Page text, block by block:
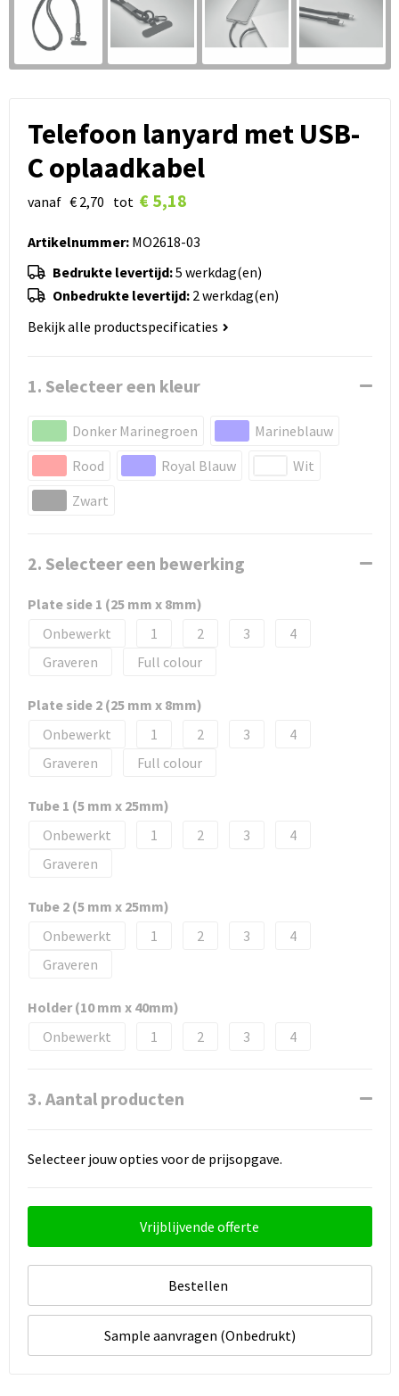
Telefoon lanyard met USB-
C oplaadkabel
vanaf € 2,70 tot € 5,18
Artikelnummer:MO2618-03
Bedrukte levertijd:5 werkdag(en)
Onbedrukte levertijd: 2 werkdag(en)
Bekijk alle productspecificaties
1. Selecteer een kleur
Donker Marinegroen
Marineblauw
Rood
Royal Blauw
Wit
Zwart
2. Selecteer een bewerking
Plate side 1 (25 mm x 8mm)
Onbewerkt
1 2 3
4
Graveren
Full colour
Plate side 2 (25 mm x 8mm)
Onbewerkt
1 2 3
4
Graveren
Full colour
Tube 1 (5 mm x 25mm)
Onbewerkt
1 2 3
4
Graveren
Tube 2 (5 mm x 25mm)
Onbewerkt
1 2 3
4
Graveren
Holder (10 mm x 40mm)
Onbewerkt
1 2 3 4
3. Aantal producten
Selecteer jouw opties voor de prijsopgave.
Vrijblijvende offerte
Bestellen
Sample aanvragen (Onbedrukt)